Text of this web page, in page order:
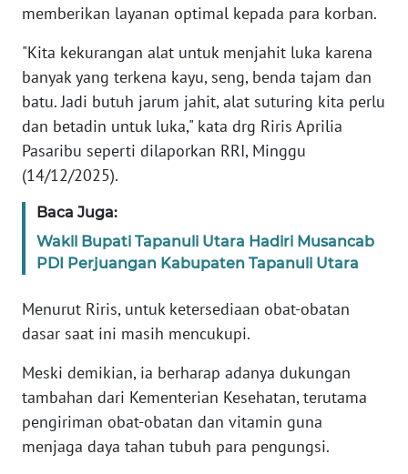
memberikan layanan optimal kepada para korban.
"Kita kekurangan alat untuk menjahit luka karena
banyak yang terkena kayu, seng, benda tajam dan
batu. Jadi butuh jarum jahit, alat suturing kita perlu
dan betadin untuk luka," kata drg Riris Aprilia
Pasaribu seperti dilaporkan RRI, Minggu
(14/12/2025).
Baca Juga:
Wakil Bupati Tapanuli Utara Hadiri Musancab
PDI Perjuangan Kabupaten Tapanuli Utara
Menurut Riris, untuk ketersediaan obat-obatan
dasar saat ini masih mencukupi.
Meski demikian, ia berharap adanya dukungan
tambahan dari Kementerian Kesehatan, terutama
pengiriman obat-obatan dan vitamin guna
menjaga daya tahan tubuh para pengungsi.
News
Regional
WN
SUMUT
WN
WN
JABAR
WN
BANTEN
WN
NTT
WN